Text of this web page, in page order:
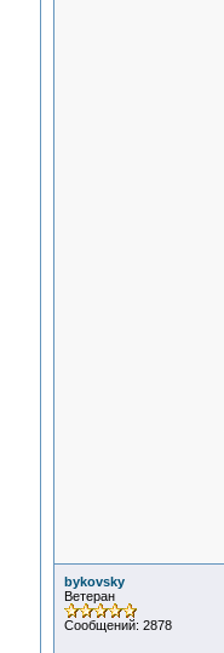
bykovsky
Ветеран
Сообщений: 2878